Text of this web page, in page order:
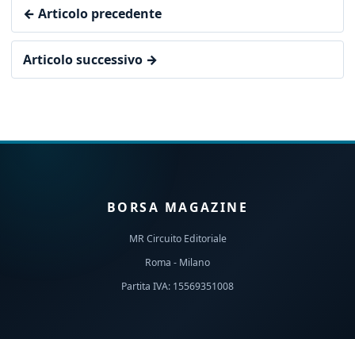
← Articolo precedente
Articolo successivo →
BORSA MAGAZINE
MR Circuito Editoriale
Roma - Milano
Partita IVA: 15569351008